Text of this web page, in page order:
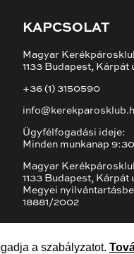
a szabályzatot.
KAPCSOLAT
Magyar
1133 Budapest, Kárpát
+36 (1) 3150590
Ügyfélfogadási ideje:
Minden munkanap
Magyar
1133 Budapest, Kárpát
Megyei
18881/2002